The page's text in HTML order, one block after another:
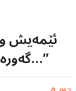
گەورەی کۆمەڵە و دێمۆکرات…”